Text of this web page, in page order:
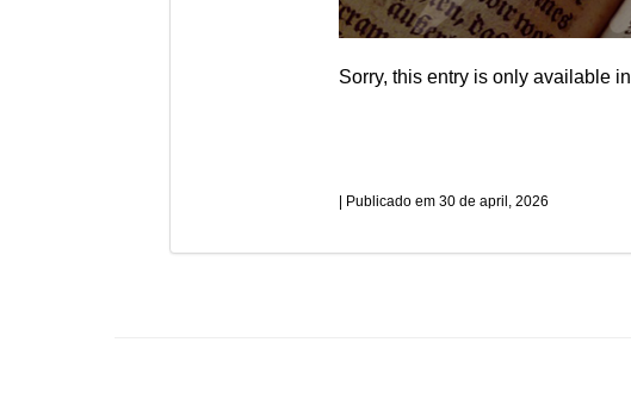
Sorry, this entry is only available in
30 de april, 2026